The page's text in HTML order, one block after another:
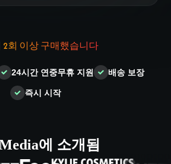
용자들의 신뢰
람들이별 5개리뷰를 남겼습니다
오늘836 명이 구매했습니다
24시간 연중무휴 지원 배송 보장
즉시 시작
에 소개됨